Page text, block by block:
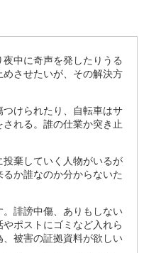
中に奇声を発したりうる
させたいが、その解決方
けられたり、自転車はサ
れる。誰の仕業か突き止
棄していく人物がいるが
か誰なのか分からないた
誹謗中傷、ありもしない
ポストにゴミなど入れら
被害の証拠資料が欲しい